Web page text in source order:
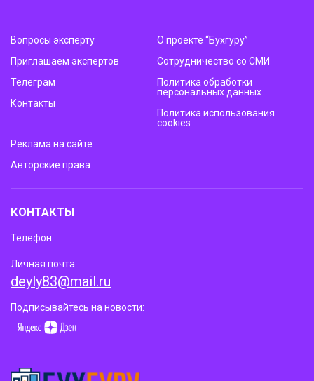
Вопросы эксперту
Приглашаем экспертов
Телеграм
Контакты
О проекте “Бухгуру”
Сотрудничество со СМИ
Политика обработки
персональных данных
Политика использования
cookies
Реклама на сайте
Авторские права
КОНТАКТЫ
Телефон:
Личная почта:
deyly83@mail.ru
Подписывайтесь на новости: